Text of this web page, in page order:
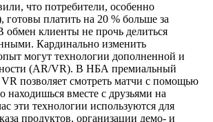
что потребители, особенно
платить на 20 % больше за
клиенты не прочь делиться
Кардинально изменить
могут технологии дополненной и
(AR/VR). В НБА премиальный
VR позволяет смотреть матчи с помощью
находишься вместе с друзьями на
эти технологии используются для
продуктов, организации демо- и